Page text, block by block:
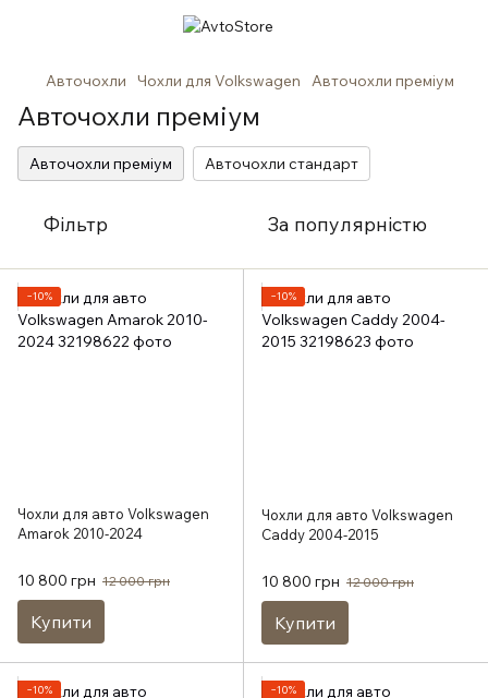
Авточохли Чохли для Volkswagen Авточохли преміум
Авточохли преміум
Авточохли преміум Авточохли стандарт
Фільтр За популярністю
−10%
Чохли для авто Volkswagen
Amarok 2010-2024
10 800 грн 12 000 грн
Купити
−10%
Чохли для авто Volkswagen
Caddy 2004-2015
10 800 грн 12 000 грн
Купити
−10% −10%